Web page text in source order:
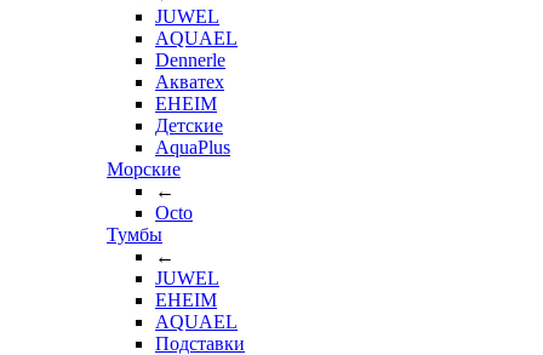
JUWEL
AQUAEL
Dennerle
Акватех
EHEIM
Детские
AquaPlus
Морские
←
Octo
Тумбы
←
JUWEL
EHEIM
AQUAEL
Подставки